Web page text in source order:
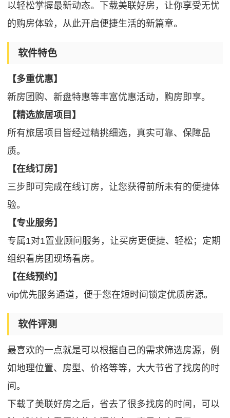
以轻松掌握最新动态。下载美联好房，让你享受无忧
的购房体验，从此开启便捷生活的新篇章。
软件特色
【多重优惠】
新房团购、新盘特惠等丰富优惠活动，购房即享。
【精选旅居项目】
所有旅居项目皆经过精挑细选，真实可靠、保障品
质。
【在线订房】
三步即可完成在线订房，让您获得前所未有的便捷体
验。
【专业服务】
专属1对1置业顾问服务，让买房更便捷、轻松；定期
组织看房团现场看房。
【在线预约】
vip优先服务通道，便于您在短时间锁定优质房源。
软件评测
最喜欢的一点就是可以根据自己的需求筛选房源，例
如地理位置、房型、价格等等，大大节省了找房的时
间。
下载了美联好房之后，省去了很多找房的时间，可以